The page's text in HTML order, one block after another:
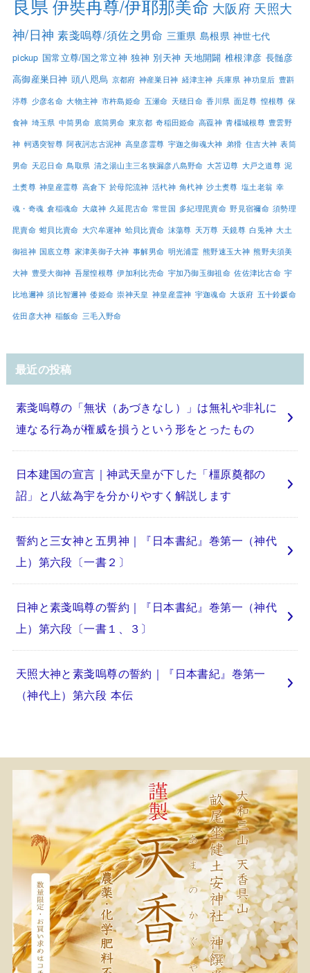
良県 伊奘冉尊/伊耶那美命 大阪府 天照大
神/日神 素戔嗚尊/須佐之男命 三重県 島根県 神世七代
pickup 国常立尊/国之常立神 独神 別天神 天地開闢 椎根津彦 長髄彦
高御産巣日神 頭八咫烏 京都府 神産巣日神 経津主神 兵庫県 神功皇后 豊斟
渟尊 少彦名命 大物主神 市杵島姫命 五瀬命 天穂日命 香川県 面足尊 惶根尊 保
食神 埼玉県 中筒男命 底筒男命 東京都 奇稲田姫命 高龗神 青橿城根尊 豊雲野
神 軻遇突智尊 阿夜訶志古泥神 高皇彦霊尊 宇迦之御魂大神 弟猾 住吉大神 表筒
男命 天忍日命 鳥取県 清之湯山主三名狭漏彦八島野命 大苫辺尊 大戸之道尊 泥
土煑尊 神皇産霊尊 高倉下 於母陀流神 活杙神 角杙神 沙土煑尊 塩土老翁 幸
魂・奇魂 倉稲魂命 大歳神 久延毘古命 常世国 多紀理毘賣命 野見宿禰命 須勢理
毘賣命 蚶貝比賣命 大穴牟遲神 蛤貝比賣命 沫蕩尊 天万尊 天鏡尊 白兎神 大土
御祖神 国底立尊 家津美御子大神 事解男命 明光浦霊 熊野速玉大神 熊野夫須美
大神 豊受大御神 吾屋惶根尊 伊加利比売命 宇加乃御玉御祖命 佐佐津比古命 宇
比地邇神 須比智邇神 倭姫命 崇神天皇 神皇産霊神 宇迦魂命 大坂府 五十鈴媛命
佐田彦大神 稲飯命 三毛入野命
最近の投稿
素戔嗚尊の「無状（あづきなし）」は無礼や非礼に
連なる行為が権威を損うという形をとったもの
日本建国の宣言｜神武天皇が下した「橿原奠都の
詔」と八紘為宇を分かりやすく解説します
誓約と三女神と五男神｜『日本書紀』巻第一（神代
上）第六段〔一書２〕
日神と素戔嗚尊の誓約｜『日本書紀』巻第一（神代
上）第六段〔一書１、３〕
天照大神と素戔嗚尊の誓約｜『日本書紀』巻第一
（神代上）第六段 本伝